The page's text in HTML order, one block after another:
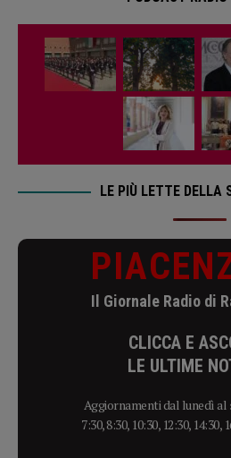
LE PIÙ LETTE DELLA
Il Giornale Radio di
CLICCA E
LE ULTIME
Aggiornamenti dal lunedì al
7:30, 8:30, 10:30, 12:30, 14:30,